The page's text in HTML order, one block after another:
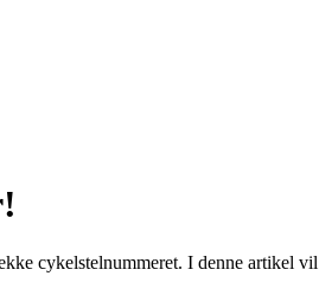
cykelstelnummeret. I denne artikel vil